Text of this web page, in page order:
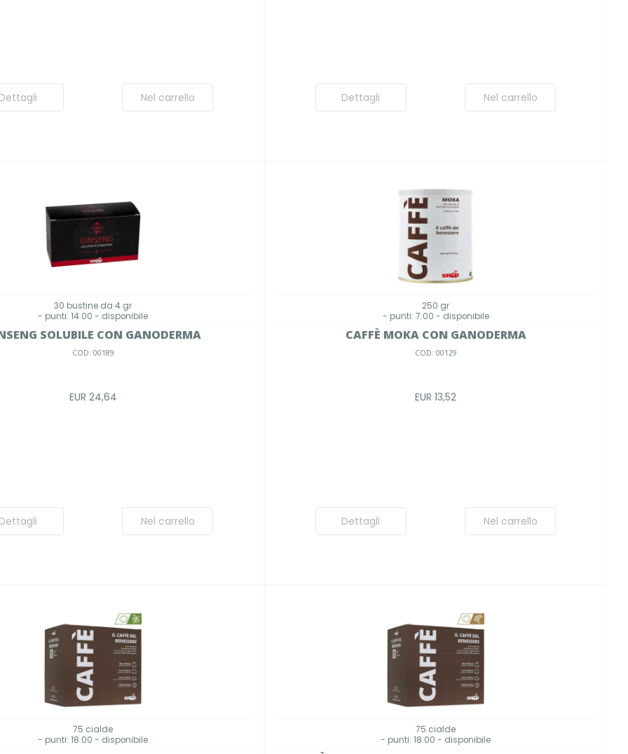
Nel carrello Dettagli Nel carrello
30 bustine da 4 gr
- punti: 14.00 - disponibile
SOLUBILE CON GANODERMA
COD: 00189
EUR 24,64
Nel carrello
250 gr
- punti: 7.00 - disponibile
CAFFÈ MOKA CON GANODERMA
COD: 00129
EUR 13,52
Dettagli Nel carrello
75 cialde
- punti: 18.00 - disponibile
75 cialde
- punti: 18.00 - disponibile